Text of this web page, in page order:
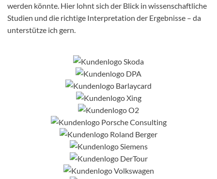
werden könnte. Hier lohnt sich der Blick in wissenschaftliche
Studien und die richtige Interpretation der Ergebnisse – da
unterstütze ich gern.